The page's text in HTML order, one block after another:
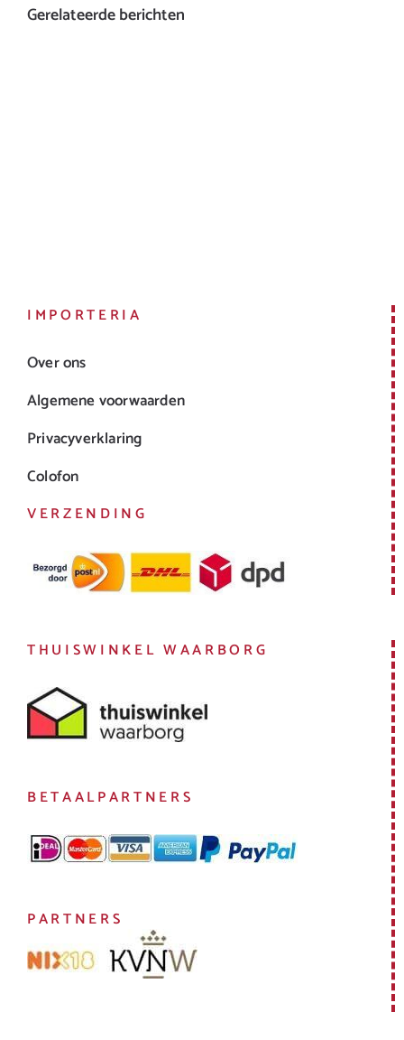
Gerelateerde berichten
IMPORTERIA
Over ons
Algemene voorwaarden
Privacyverklaring
Colofon
VERZENDING
THUISWINKEL WAARBORG
BETAALPARTNERS
PARTNERS